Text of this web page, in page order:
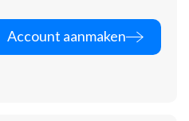
Account aanmaken